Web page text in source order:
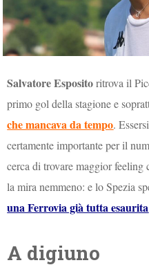
Salvatore Espositoritrova il
primo gol della stagione e
che mancava da tempo.
certamente importante per il
cerca di trovare maggior
la mira nemmeno: e lo Spezia
una Ferrovia già tutta esaurita
A digiuno